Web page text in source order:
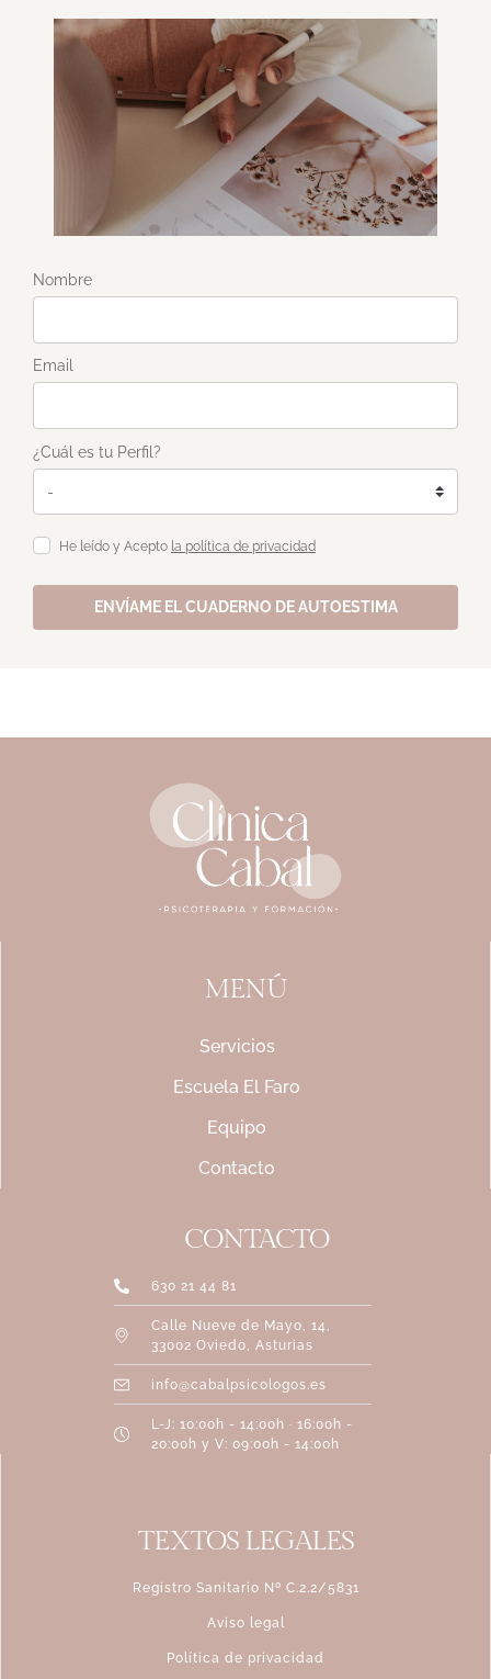
Nombre
Email
¿Cuál es tu Perfil?
He leído y Acepto la política de privacidad
ENVÍAME EL CUADERNO DE AUTOESTIMA
MENÚ
Servicios
Escuela El Faro
Equipo
Contacto
CONTACTO
630 21 44 81
Calle Nueve de Mayo, 14,
33002 Oviedo, Asturias
info@cabalpsicologos.es
L-J: 10:00h - 14:00h · 16:00h -
20:00h y V: 09:00h - 14:00h
TEXTOS LEGALES
Registro Sanitario Nº C.2.2/5831
Aviso legal
Política de privacidad